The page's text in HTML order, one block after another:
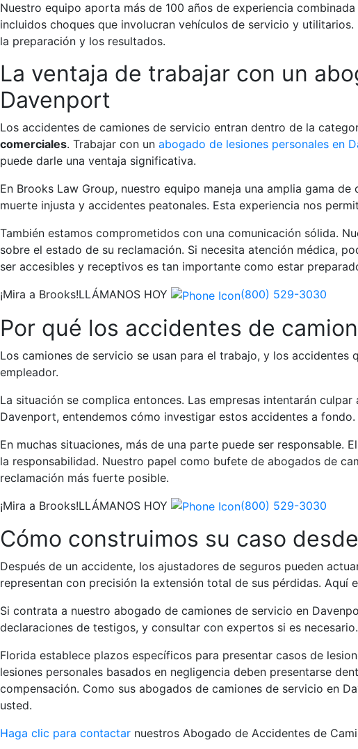
Nuestro equipo aporta más de 100 años de experiencia
incluidos choques que involucran vehículos de servicio y
la preparación y los resultados.
La ventaja de trabajar con un
Davenport
Los accidentes de camiones de servicio entran dentro de la
comerciales. Trabajar con un abogado de lesiones personales en
puede darle una ventaja significativa.
En Brooks Law Group, nuestro equipo maneja una amplia gama
muerte injusta y accidentes peatonales. Esta experiencia nos
También estamos comprometidos con una comunicación sólida.
sobre el estado de su reclamación. Si necesita atención médica,
ser accesibles y receptivos es tan importante como estar
¡Mira a Brooks!LLÁMANOS HOY (800) 529-3030
Por qué los accidentes de
Los camiones de servicio se usan para el trabajo, y los
empleador.
La situación se complica entonces. Las empresas intentarán
Davenport, entendemos cómo investigar estos accidentes a fondo.
En muchas situaciones, más de una parte puede ser
la responsabilidad. Nuestro papel como bufete de abogados de
reclamación más fuerte posible.
¡Mira a Brooks!LLÁMANOS HOY (800) 529-3030
Cómo construimos su caso
Después de un accidente, los ajustadores de seguros pueden
representan con precisión la extensión total de sus pérdidas.
Si contrata a nuestro abogado de camiones de servicio en
declaraciones de testigos, y consultar con expertos si es
Florida establece plazos específicos para presentar casos de
lesiones personales basados en negligencia deben presentarse
compensación. Como sus abogados de camiones de servicio en
usted.
Haga clic para contactar nuestros Abogado de Accidentes de